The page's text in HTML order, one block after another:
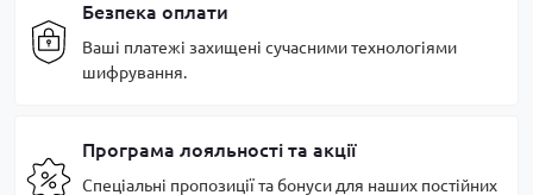
Безпека оплати
Ваші платежі захищені сучасними технологіями
шифрування.
Програма лояльності та акції
Спеціальні пропозиції та бонуси для наших постійних